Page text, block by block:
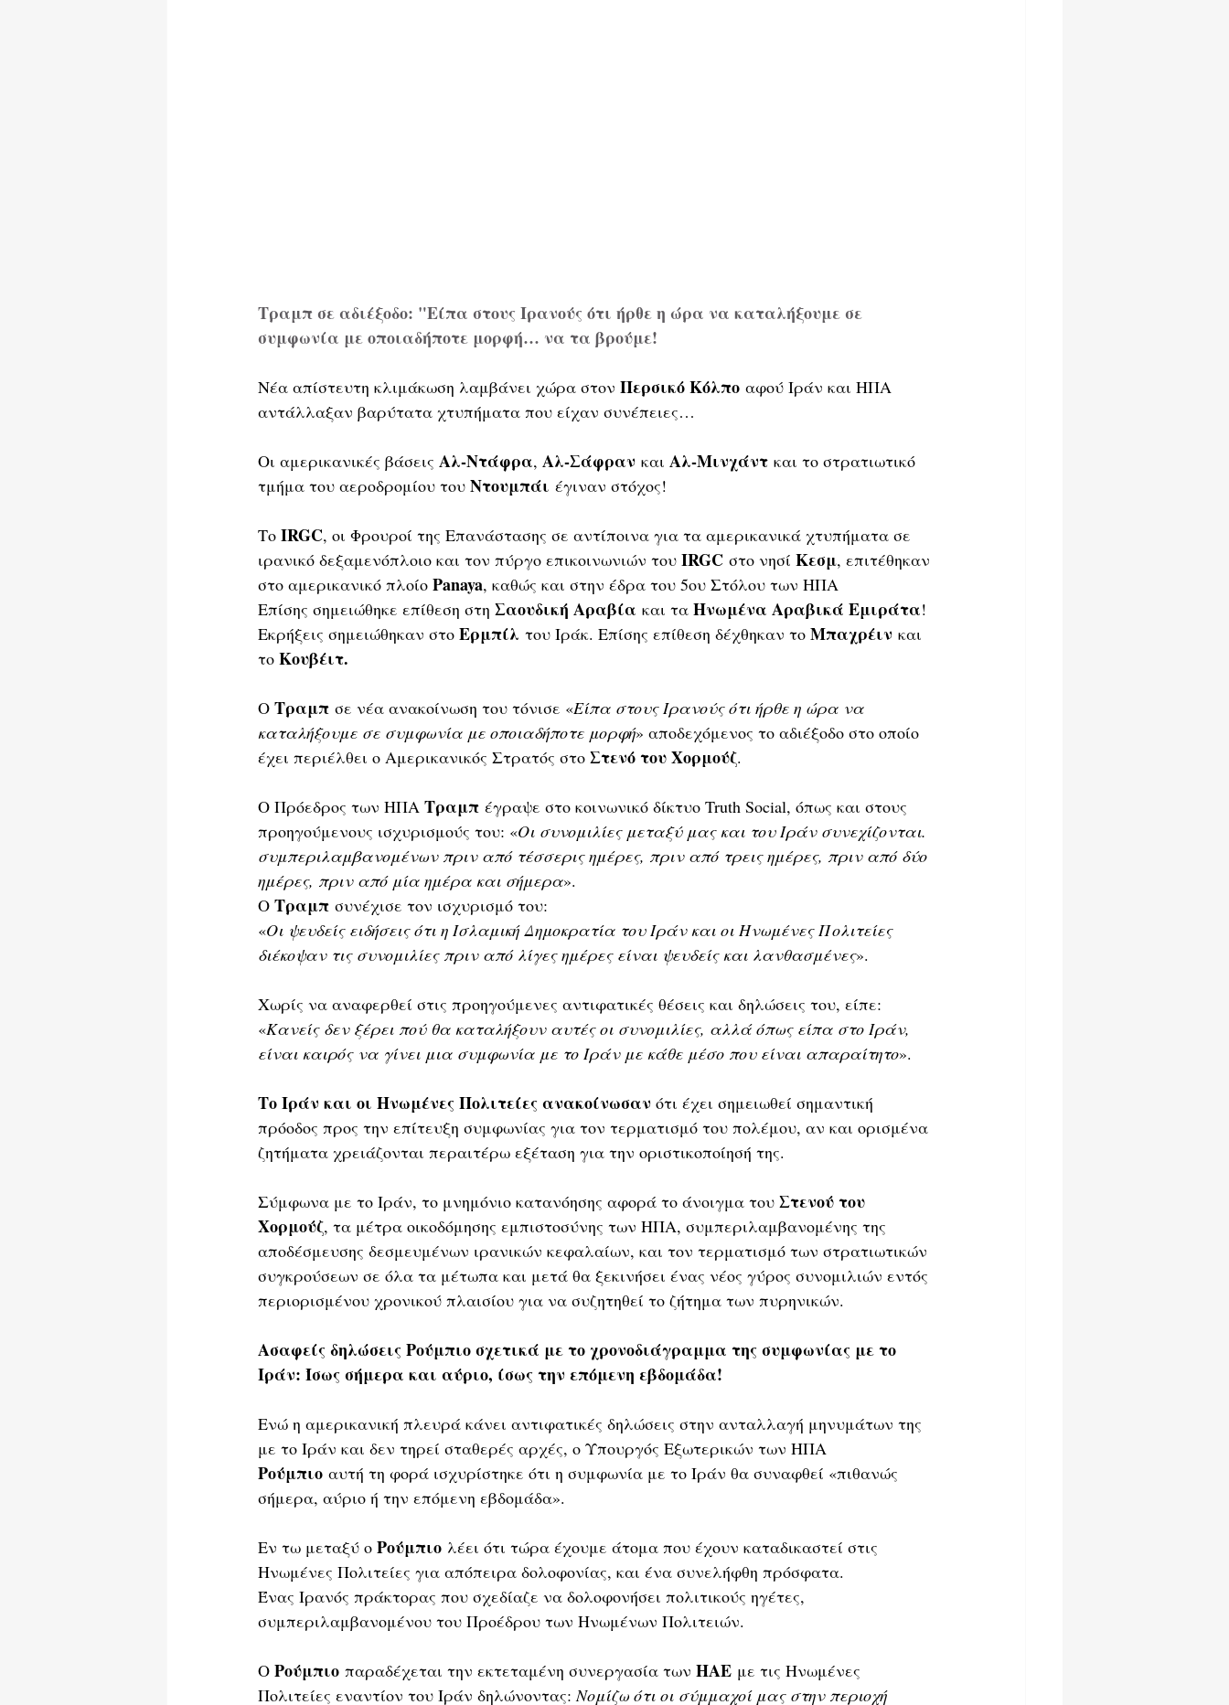
Τραμπ σε αδιέξοδο: "Είπα στους Ιρανούς ότι ήρθε η ώρα να καταλήξουμε σε
συμφωνία με οποιαδήποτε μορφή… να τα βρούμε!
Νέα απίστευτη κλιμάκωση λαμβάνει χώρα στον Περσικό Κόλπο αφού Ιράν και ΗΠΑ
αντάλλαξαν βαρύτατα χτυπήματα που είχαν συνέπειες…
Οι αμερικανικές βάσεις Αλ-Ντάφρα, Αλ-Σάφραν και Αλ-Μινχάντ και το στρατιωτικό
τμήμα του αεροδρομίου του Ντουμπάι έγιναν στόχος!
Το IRGC, οι Φρουροί της Επανάστασης σε αντίποινα για τα αμερικανικά χτυπήματα σε
ιρανικό δεξαμενόπλοιο και τον πύργο επικοινωνιών του IRGC στο νησί Κεσμ, επιτέθηκαν
στο αμερικανικό πλοίο Panaya, καθώς και στην έδρα του 5ου Στόλου των ΗΠΑ
Επίσης σημειώθηκε επίθεση στη Σαουδική Αραβία και τα Ηνωμένα Αραβικά Εμιράτα!
Εκρήξεις σημειώθηκαν στο Ερμπίλ του Ιράκ. Επίσης επίθεση δέχθηκαν το Μπαχρέιν και
το Κουβέιτ.
Ο Τραμπ σε νέα ανακοίνωση του τόνισε «Είπα στους Ιρανούς ότι ήρθε η ώρα να
καταλήξουμε σε συμφωνία με οποιαδήποτε μορφή» αποδεχόμενος το αδιέξοδο στο οποίο
έχει περιέλθει ο Αμερικανικός Στρατός στο Στενό του Χορμούζ.
Ο Πρόεδρος των ΗΠΑ Τραμπ έγραψε στο κοινωνικό δίκτυο Truth Social, όπως και στους
προηγούμενους ισχυρισμούς του: «Οι συνομιλίες μεταξύ μας και του Ιράν συνεχίζονται.
συμπεριλαμβανομένων πριν από τέσσερις ημέρες, πριν από τρεις ημέρες, πριν από δύο
ημέρες, πριν από μία ημέρα και σήμερα».
Ο Τραμπ συνέχισε τον ισχυρισμό του:
«Οι ψευδείς ειδήσεις ότι η Ισλαμική Δημοκρατία του Ιράν και οι Ηνωμένες Πολιτείες
διέκοψαν τις συνομιλίες πριν από λίγες ημέρες είναι ψευδείς και λανθασμένες».
Χωρίς να αναφερθεί στις προηγούμενες αντιφατικές θέσεις και δηλώσεις του, είπε:
«Κανείς δεν ξέρει πού θα καταλήξουν αυτές οι συνομιλίες, αλλά όπως είπα στο Ιράν,
είναι καιρός να γίνει μια συμφωνία με το Ιράν με κάθε μέσο που είναι απαραίτητο».
Το Ιράν και οι Ηνωμένες Πολιτείες ανακοίνωσαν ότι έχει σημειωθεί σημαντική
πρόοδος προς την επίτευξη συμφωνίας για τον τερματισμό του πολέμου, αν και ορισμένα
ζητήματα χρειάζονται περαιτέρω εξέταση για την οριστικοποίησή της.
Σύμφωνα με το Ιράν, το μνημόνιο κατανόησης αφορά το άνοιγμα του Στενού του
Χορμούζ, τα μέτρα οικοδόμησης εμπιστοσύνης των ΗΠΑ, συμπεριλαμβανομένης της
αποδέσμευσης δεσμευμένων ιρανικών κεφαλαίων, και τον τερματισμό των στρατιωτικών
συγκρούσεων σε όλα τα μέτωπα και μετά θα ξεκινήσει ένας νέος γύρος συνομιλιών εντός
περιορισμένου χρονικού πλαισίου για να συζητηθεί το ζήτημα των πυρηνικών.
Ασαφείς δηλώσεις Ρούμπιο σχετικά με το χρονοδιάγραμμα της συμφωνίας με το
Ιράν: Ίσως σήμερα και αύριο, ίσως την επόμενη εβδομάδα!
Ενώ η αμερικανική πλευρά κάνει αντιφατικές δηλώσεις στην ανταλλαγή μηνυμάτων της
με το Ιράν και δεν τηρεί σταθερές αρχές, ο Υπουργός Εξωτερικών των ΗΠΑ
Ρούμπιο αυτή τη φορά ισχυρίστηκε ότι η συμφωνία με το Ιράν θα συναφθεί «πιθανώς
σήμερα, αύριο ή την επόμενη εβδομάδα».
Εν τω μεταξύ ο Ρούμπιο λέει ότι τώρα έχουμε άτομα που έχουν καταδικαστεί στις
Ηνωμένες Πολιτείες για απόπειρα δολοφονίας, και ένα συνελήφθη πρόσφατα.
Ένας Ιρανός πράκτορας που σχεδίαζε να δολοφονήσει πολιτικούς ηγέτες,
συμπεριλαμβανομένου του Προέδρου των Ηνωμένων Πολιτειών.
Ο Ρούμπιο παραδέχεται την εκτεταμένη συνεργασία των ΗΑΕ με τις Ηνωμένες
Πολιτείες εναντίον του Ιράν δηλώνοντας: Νομίζω ότι οι σύμμαχοί μας στην περιοχή